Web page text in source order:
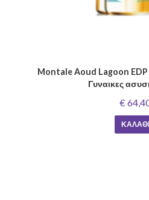
Montale Aoud Lagoon EDP
Γυναικες
€
ΚΑΛΆΘΙ